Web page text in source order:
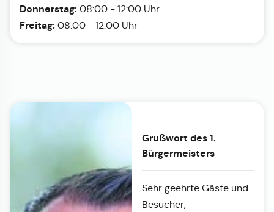
Donnerstag: 08:00 - 12:00 Uhr
Freitag: 08:00 - 12:00 Uhr
Grußwort des 1.
Bürgermeisters
Sehr geehrte Gäste und
Besucher,